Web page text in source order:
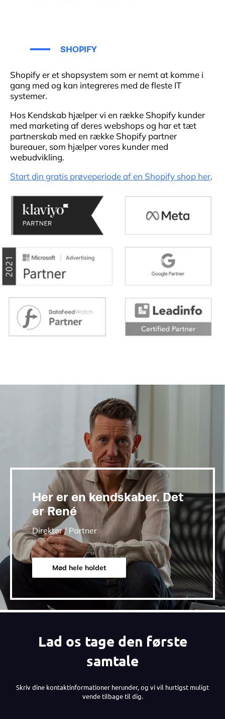
SHOPIFY
Shopify er et shopsystem som er nemt at komme i
gang med og kan integreres med de fleste IT
systemer.
Hos Kendskab hjælper vi en række Shopify kunder
med marketing af deres webshops og har et tæt
partnerskab med en række Shopify partner
bureauer, som hjælper vores kunder med
webudvikling.
Start din gratis prøveperiode af en Shopify shop her.
Her er en kendskaber. Det
er René
Direktør / Partner
Mød hele holdet
Lad os tage den første
samtale
Skriv dine kontaktinformationer herunder, og vi vil hurtigst muligt
vende tilbage til dig.